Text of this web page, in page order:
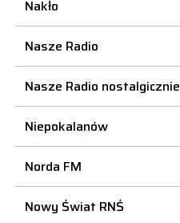
Nakło
Nasze Radio
Nasze Radio nostalgicznie
Niepokalanów
Norda FM
Nowy Świat RNŚ